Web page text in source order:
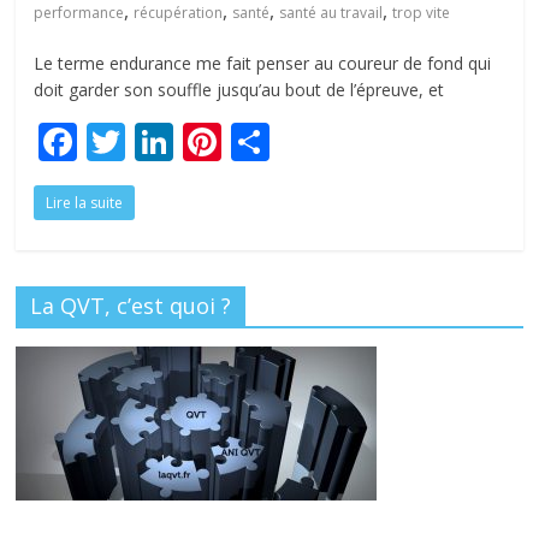
performance, récupération, santé, santé au travail,trop vite
Le terme endurance me fait penser au coureur de fond qui
doit garder son souffle jusqu’au bout de l’épreuve, et
F
ac
e
o
o
k
T
w
itt
Li
dI
n
Pi
st
Lire la suite
La QVT, c’est quoi ?